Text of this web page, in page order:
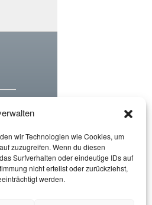
wir Technologien wie Cookies, um
zuzugreifen. Wenn du diesen
Surfverhalten oder eindeutige IDs auf
nicht erteilst oder zurückziehst,
werden.